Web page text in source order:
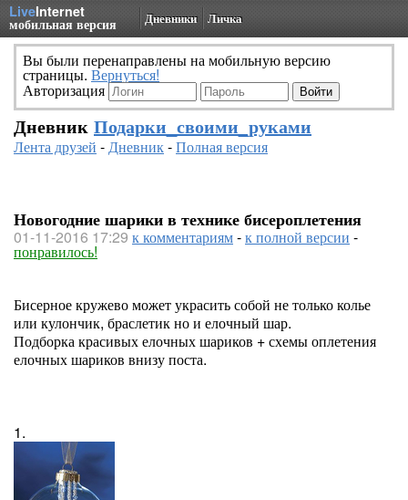
LiveInternet
мобильная версия Дневники Личка
Вы были перенаправлены на мобильную версию
страницы. Вернуться!
Авторизация
Дневник Подарки_своими_руками
Лента друзей -Дневник-Полная версия
Новогодние шарики в технике бисероплетения
01-11-2016 17:29 к комментариям-к полной версии -
понравилось!
Бисерное кружево может украсить собой не только колье
или кулончик, браслетик но и елочный шар.
Подборка красивых елочных шариков + схемы оплетения
елочных шариков внизу поста.
1.